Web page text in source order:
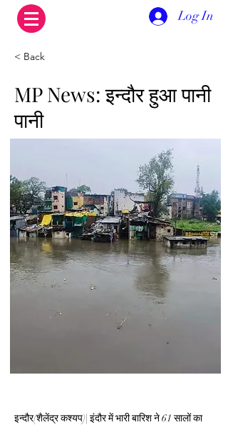
Log In
< Back
MP News: इन्दौर हुआ पानी
पानी
इन्दौर(शैलेंद्र कश्यप)| इंदौर में भारी बारिश ने 61 सालों का